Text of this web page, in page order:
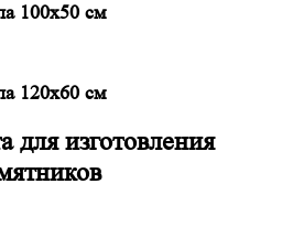
100x50 см
120x60 см
для изготовления